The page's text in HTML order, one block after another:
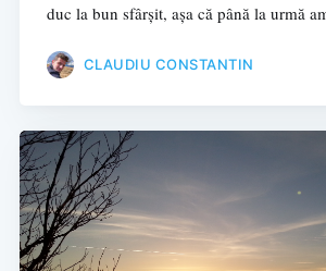
duc la bun sfârșit, așa că până la urmă
CLAUDIU CONSTANTIN